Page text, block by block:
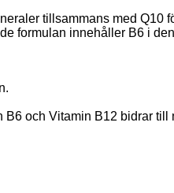
tillsammans med
formulan innehåller B6 i
och Vitamin B12 bidrar till